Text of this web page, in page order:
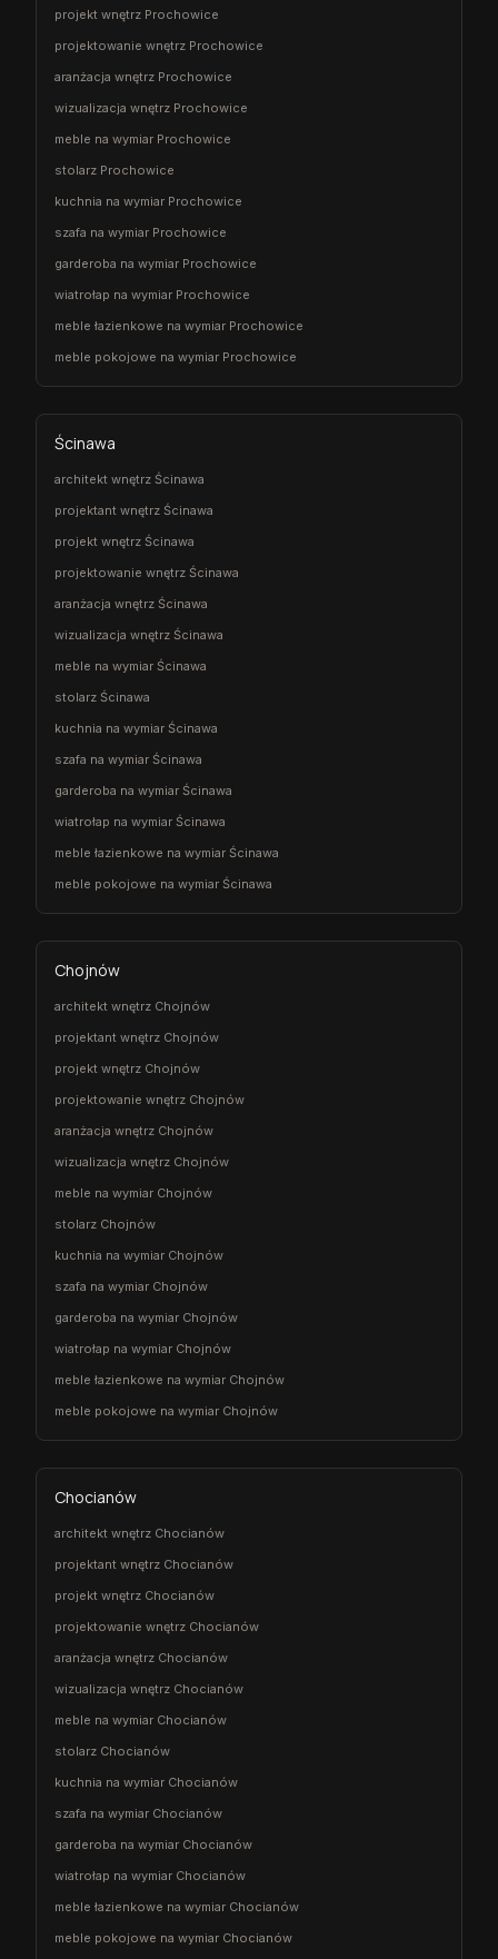
projekt wnętrz Prochowice
projektowanie wnętrz Prochowice
aranżacja wnętrz Prochowice
wizualizacja wnętrz Prochowice
meble na wymiar Prochowice
stolarz Prochowice
kuchnia na wymiar Prochowice
szafa na wymiar Prochowice
garderoba na wymiar Prochowice
wiatrołap na wymiar Prochowice
meble łazienkowe na wymiar Prochowice
meble pokojowe na wymiar Prochowice
Ścinawa
architekt wnętrz Ścinawa
projektant wnętrz Ścinawa
projekt wnętrz Ścinawa
projektowanie wnętrz Ścinawa
aranżacja wnętrz Ścinawa
wizualizacja wnętrz Ścinawa
meble na wymiar Ścinawa
stolarz Ścinawa
kuchnia na wymiar Ścinawa
szafa na wymiar Ścinawa
garderoba na wymiar Ścinawa
wiatrołap na wymiar Ścinawa
meble łazienkowe na wymiar Ścinawa
meble pokojowe na wymiar Ścinawa
Chojnów
architekt wnętrz Chojnów
projektant wnętrz Chojnów
projekt wnętrz Chojnów
projektowanie wnętrz Chojnów
aranżacja wnętrz Chojnów
wizualizacja wnętrz Chojnów
meble na wymiar Chojnów
stolarz Chojnów
kuchnia na wymiar Chojnów
szafa na wymiar Chojnów
garderoba na wymiar Chojnów
wiatrołap na wymiar Chojnów
meble łazienkowe na wymiar Chojnów
meble pokojowe na wymiar Chojnów
Chocianów
architekt wnętrz Chocianów
projektant wnętrz Chocianów
projekt wnętrz Chocianów
projektowanie wnętrz Chocianów
aranżacja wnętrz Chocianów
wizualizacja wnętrz Chocianów
meble na wymiar Chocianów
stolarz Chocianów
kuchnia na wymiar Chocianów
szafa na wymiar Chocianów
garderoba na wymiar Chocianów
wiatrołap na wymiar Chocianów
meble łazienkowe na wymiar Chocianów
meble pokojowe na wymiar Chocianów